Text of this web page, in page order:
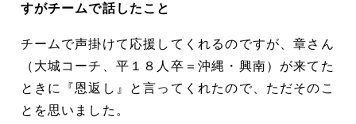
すがチームで話したこと
チームで声掛けて応援してくれるのですが、章さん
（大城コーチ、平１８人卒＝沖縄・興南）が来てた
ときに『恩返し』と言ってくれたので、ただそのこ
とを思いました。